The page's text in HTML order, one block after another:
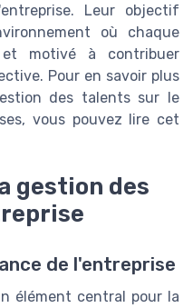
Leur objectif
où chaque
motivé à contribuer
Pour en savoir plus
des talents sur le
vous pouvez lire cet
gestion des
de l'entreprise
élément central pour la